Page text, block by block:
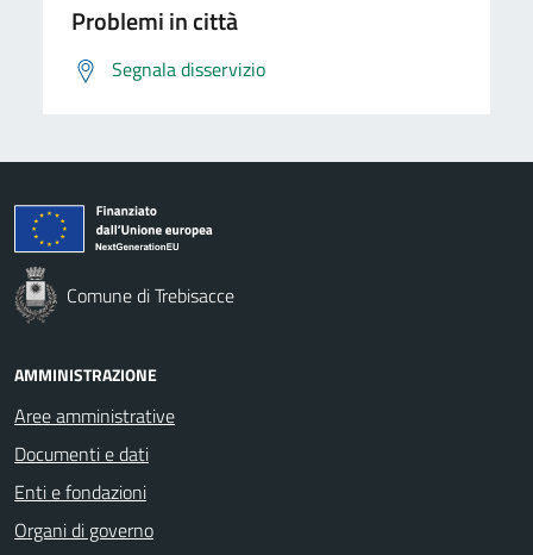
Problemi in città
Segnala disservizio
Comune di Trebisacce
AMMINISTRAZIONE
Aree amministrative
Documenti e dati
Enti e fondazioni
Organi di governo